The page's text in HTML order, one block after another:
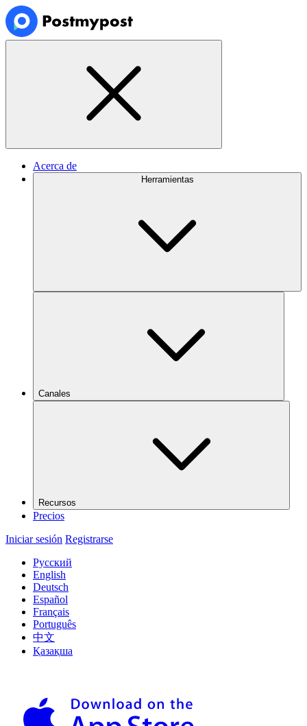
Acerca de
Herramientas
Canales
Recursos
Precios
Iniciar sesión Registrarse
Русский
English
Deutsch
Español
Français
Português
中文
Қазақша